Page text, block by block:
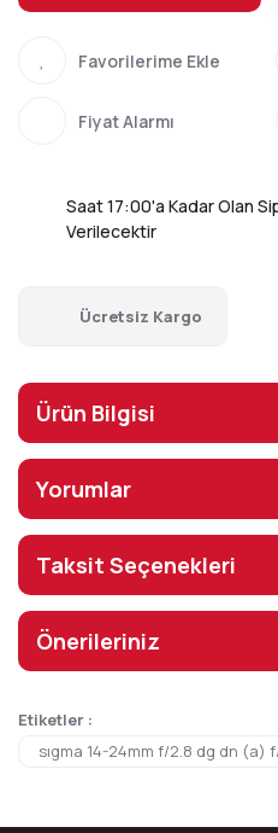
Fiyat Alarmı
Saat 17:00'a Kadar Olan
Verilecektir
Ücretsiz Kargo
Ürün Bilgisi
Yorumlar
Taksit Seçenekleri
Önerileriniz
Etiketler :
sıgma 14-24mm f/2.8 dg dn (a)